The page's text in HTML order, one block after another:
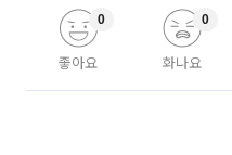
좋아요
0
화나요
0